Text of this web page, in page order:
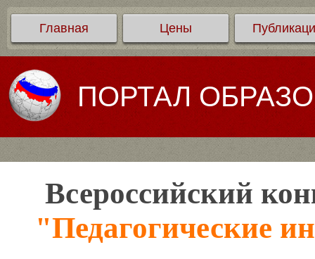
Главная Цены
ПОРТАЛ
Всероссийский
"Педагогические